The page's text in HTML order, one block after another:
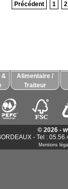
Précédent 1 2
&
Alimentaire /
Traiteur
© 2026 -
- Tel :
Mentions